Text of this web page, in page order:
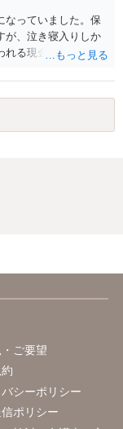
ください。
なっていました。保
が、泣き寝入りしか
れる現金の引き出し
遺産全体での保険金
が掛け金の額と同様
る可能性がありま
どうか、そのとき父
ご要望
シーポリシー
ポリシー